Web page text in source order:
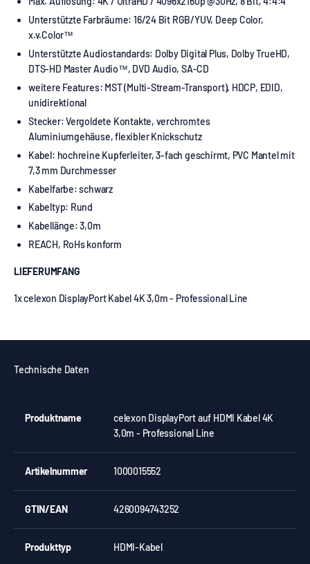
Unterstützte Farbräume: 16/24 Bit RGB/YUV, Deep Color,
x.v.Color™
Unterstützte Audiostandards: Dolby Digital Plus, Dolby TrueHD,
DTS-HD Master Audio™, DVD Audio, SA-CD
weitere Features: MST (Multi-Stream-Transport), HDCP, EDID,
unidirektional
Stecker: Vergoldete Kontakte, verchromtes
Aluminiumgehäuse, flexibler Knickschutz
Kabel: hochreine Kupferleiter, 3-fach geschirmt, PVC Mantel mit
7,3 mm Durchmesser
Kabelfarbe: schwarz
Kabeltyp: Rund
Kabellänge: 3,0m
REACH, RoHs konform
LIEFERUMFANG
1x celexon DisplayPort Kabel 4K3,0m - Professional Line
Technische Daten
Produktname
celexon DisplayPort auf HDMI Kabel 4K
3,0m - Professional Line
Artikelnummer 1000015552
GTIN/EAN 4260094743252
Produkttyp HDMI-Kabel